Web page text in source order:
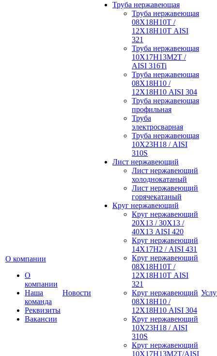
О компании
О
компании
Наша
команда
Реквизиты
Вакансии
Новости
Труба нержавеющая
Труба нержавеющая
08Х18Н10Т /
12Х18Н10Т AISI
321
Труба нержавеющая
10Х17Н13М2Т /
AISI 316Ti
Труба нержавеющая
08Х18Н10 /
12Х18Н10 AISI 304
Труба нержавеющая
профильная
Труба
электросварная
Труба нержавеющая
10Х23Н18 / AISI
310S
Лист нержавеющий
Лист нержавеющий
холоднокатаный
Лист нержавеющий
горячекатаный
Круг нержавеющий
Круг нержавеющий
20Х13 / 30Х13 /
40Х13 AISI 420
Круг нержавеющий
14Х17Н2 / AISI 431
Круг нержавеющий
08Х18Н10Т /
12Х18Н10Т AISI
321
Круг нержавеющий
08Х18Н10 /
12Х18Н10 AISI 304
Круг нержавеющий
10Х23Н18 / AISI
310S
Круг нержавеющий
10Х17Н13М2Т/AISI